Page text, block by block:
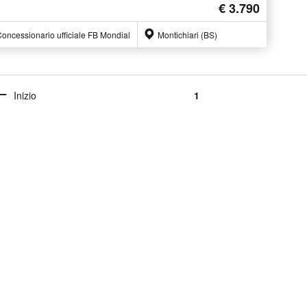
€ 3.790
ufficiale FB Mondial Montichiari (BS)
Inizio 1